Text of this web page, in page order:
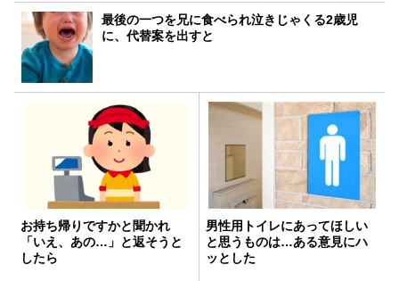
最後の一つを兄に食べられ泣きじゃくる2歳児
に、代替案を出すと
お持ち帰りですかと聞かれ
「いえ、あの…」と返そうと
したら
男性用トイレにあってほしい
と思うものは…ある意見にハ
ッとした